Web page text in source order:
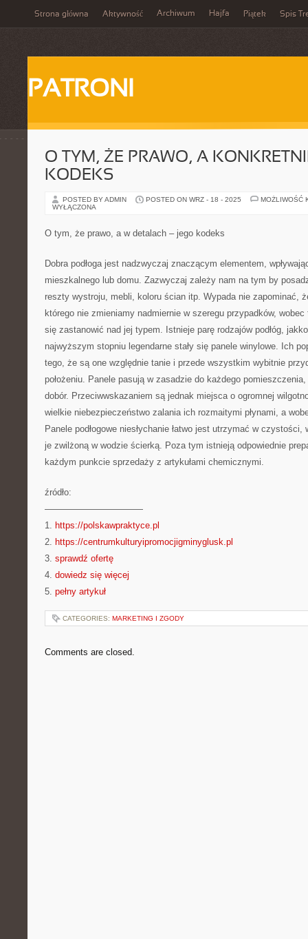
Strona główna Aktywność Archiwum Hajfa Piątek Spis
PATRONI
O TYM, ŻE PRAWO, A
KODEKS
POSTED BY ADMIN POSTED ON WRZ - 18 - 2025
MOŻLIWOŚĆ
WYŁĄCZONA
O tym, że prawo, a w detalach – jego kodeks
Dobra podłoga jest nadzwyczaj znaczącym elementem,
mieszkalnego lub domu. Zazwyczaj zależy nam na tym by
reszty wystroju, mebli, koloru ścian itp. Wypada nie zapominać,
którego nie zmieniamy nadmiernie w szeregu przypadków,
się zastanowić nad jej typem. Istnieje parę rodzajów podłóg,
najwyższym stopniu legendarne stały się panele winylowe. Ich
tego, że są one względnie tanie i przede wszystkim wybitnie
położeniu. Panele pasują w zasadzie do każdego
dobór. Przeciwwskazaniem są jednak miejsca o ogromnej
wielkie niebezpieczeństwo zalania ich rozmaitymi płynami, a
Panele podłogowe niesłychanie łatwo jest utrzymać w
je zwilżoną w wodzie ścierką. Poza tym istnieją odpowiednie
każdym punkcie sprzedaży z artykułami chemicznymi.
źródło:
———————————
1. https://polskawpraktyce.pl
2. https://centrumkulturyipromocjigminyglusk.pl
3. sprawdź ofertę
4. dowiedz się więcej
5. pełny artykuł
CATEGORIES: MARKETING I ZGODY
Comments are closed.